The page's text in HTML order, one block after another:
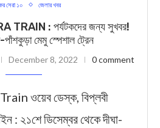
সেরা ১০ জেলার খবর
TRAIN : পর্যটকদের জন্য সুখবর!
পাঁশকুড়া মেমু স্পেশাল ট্রেন
December 8, 2022 0 comment
ওয়েব ডেস্ক, বিপ্লবী
: ২১শে ডিসেম্বর থেকে দীঘা-